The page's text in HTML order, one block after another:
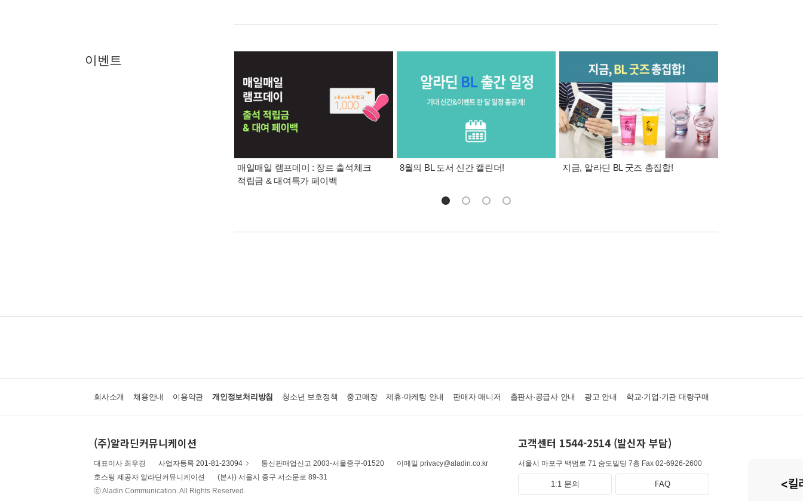
이벤트
매일매일 램프데이 : 장르 출석체크
적립금 & 대여특가 페이백
8월의 BL 도서 신간 캘린더! 지금, 알라딘 BL 굿즈 총집합!
회사소개 채용안내 이용약관 개인정보처리방침 청소년 보호정책 중고매장 제휴·마케팅 안내 판매자 매니저 출판사·공급사 안내 광고 안내 학교·기업·기관 대량구매
(주)알라딘커뮤니케이션
대표이사 최우경 사업자등록 201-81-23094 통신판매업신고 2003-서울중구-01520
이메일 privacy@aladin.co.kr
호스팅 제공자 알라딘커뮤니케이션
(본사) 서울시 중구 서소문로 89-31
ⓒ Aladin Communication. All Rights Reserved.
고객센터 1544-2514 (발신자 부담)
서울시 마포구 백범로 71 숨도빌딩 7층 Fax 02-6926-2600
1:1 문의 FAQ